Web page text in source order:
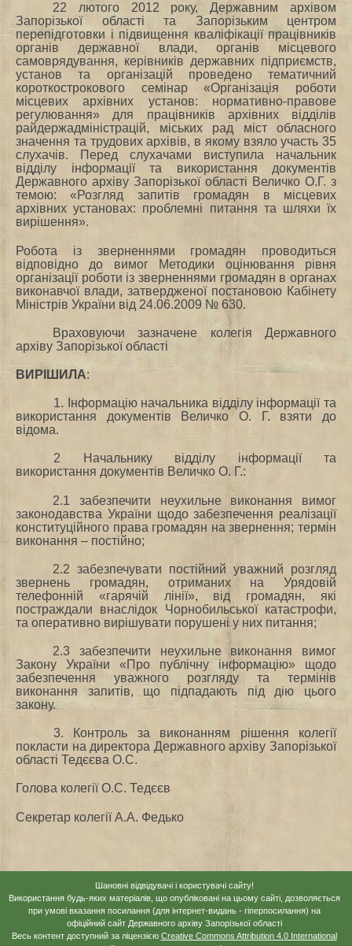
22 лютого 2012 року, Державним архівом
Запорізької області та Запорізьким центром
перепідготовки і підвищення кваліфікації працівників
органів державної влади, органів місцевого
самоврядування, керівників державних підприємств,
установ та організацій проведено тематичний
короткострокового семінар «Організація роботи
місцевих архівних установ: нормативно-правове
регулювання» для працівників архівних відділів
райдержадміністрацій, міських рад міст обласного
значення та трудових архівів, в якому взяло участь 35
слухачів. Перед слухачами виступила начальник
відділу інформації та використання документів
Державного архіву Запорізької області Величко О.Г. з
темою: «Розгляд запитів громадян в місцевих
архівних установах: проблемні питання та шляхи їх
вирішення».
Робота із зверненнями громадян проводиться
відповідно до вимог Методики оцінювання рівня
організації роботи із зверненнями громадян в органах
виконавчої влади, затвердженої постановою Кабінету
Міністрів України від 24.06.2009 № 630.
Враховуючи зазначене колегія Державного
архіву Запорізької області
ВИРІШИЛА:
1. Інформацію начальника відділу інформації та
використання документів Величко О. Г. взяти до
відома.
2 Начальнику відділу інформації та
використання документів Величко О. Г.:
2.1 забезпечити неухильне виконання вимог
законодавства України щодо забезпечення реалізації
конституційного права громадян на звернення; термін
виконання – постійно;
2.2 забезпечувати постійний уважний розгляд
звернень громадян, отриманих на Урядовій
телефонній «гарячій лінії», від громадян, які
постраждали внаслідок Чорнобильської катастрофи,
та оперативно вирішувати порушені у них питання;
2.3 забезпечити неухильне виконання вимог
Закону України «Про публічну інформацію» щодо
забезпечення уважного розгляду та термінів
виконання запитів, що підпадають під дію цього
закону.
3. Контроль за виконанням рішення колегії
покласти на директора Державного архіву Запорізької
області Тедєєва О.С.
Голова колегії О.С. Тедєєв
Секретар колегії А.А. Федько
Шановні відвідувачі і користувачі сайту!
Використання будь-яких матеріалів, що опубліковані на цьому сайті, дозволяється
при умові вказання посилання (для інтернет-видань - гіперпосилання) на
офіційний сайт Державного архіву Запорізької області
Весь контент доступний за ліцензією Creative Commons Attribution 4.0 International